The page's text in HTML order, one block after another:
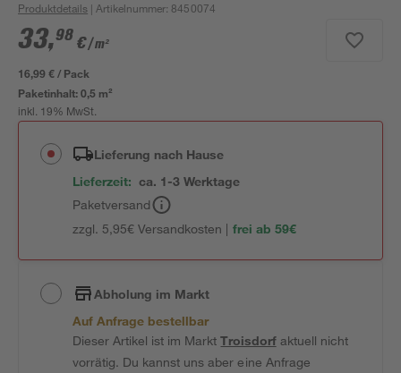
Produktdetails | Artikelnummer: 8450074
33,98 €/ m²
16,99 € / Pack
Paketinhalt:0,5 m²
inkl. 19% MwSt.
Lieferung nach Hause
Lieferzeit: ca. 1-3 Werktage
Paketversand
zzgl. 5,95€ Versandkosten | frei ab 59€
Abholung im Markt
Auf Anfrage bestellbar
Dieser Artikel ist im MarktTroisdorfaktuell nicht
vorrätig. Du kannst uns aber eine Anfrage